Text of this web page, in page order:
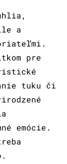
a
pre
tuku či
emócie.